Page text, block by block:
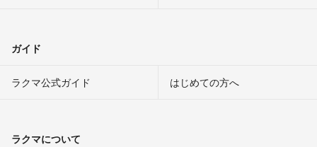
ガイド
ラクマ公式ガイド はじめての方へ
ラクマについて